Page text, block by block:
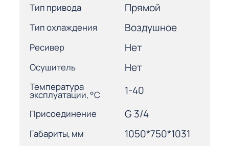
Тип привода Прямой
Тип охлаждения Воздушное
Ресивер Нет
Осушитель Нет
Температура
эксплуатации, °С 1-40
Присоединение G 3/4
Габариты, мм 1050*750*1031